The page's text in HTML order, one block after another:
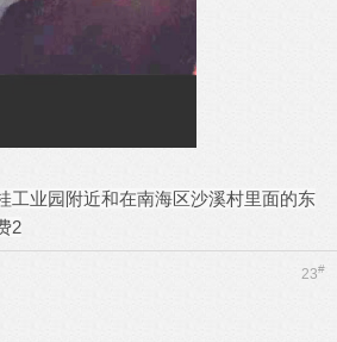
工业园附近和在南海区沙溪村里面的东
2
23#